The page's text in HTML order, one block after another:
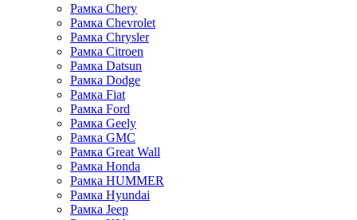
Рамка Chery
Рамка Chevrolet
Рамка Chrysler
Рамка Citroen
Рамка Datsun
Рамка Dodge
Рамка Fiat
Рамка Ford
Рамка Geely
Рамка GMC
Рамка Great Wall
Рамка Honda
Рамка HUMMER
Рамка Hyundai
Рамка Jeep